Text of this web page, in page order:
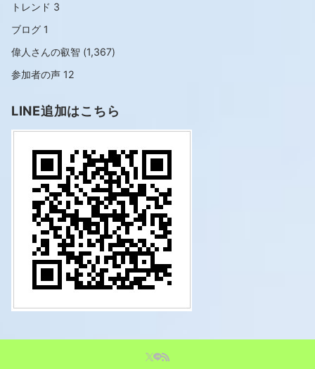
トレンド 3
ブログ 1
偉人さんの叡智 (1,367)
参加者の声 12
LINE追加はこちら